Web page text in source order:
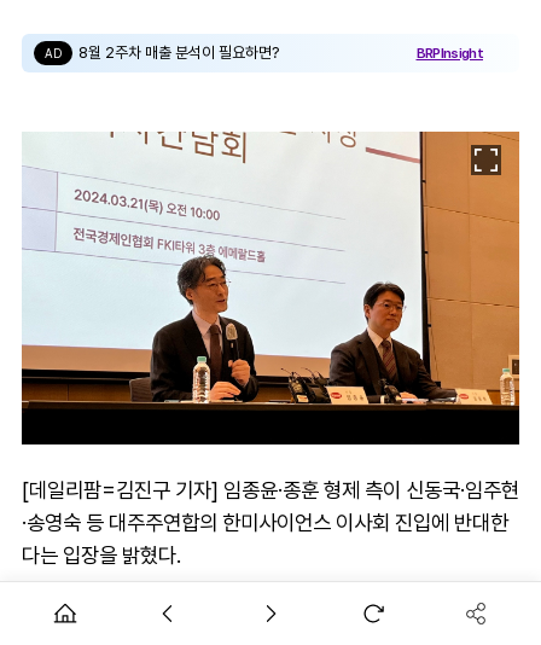
AD 8월 2주차 매출 분석이 필요하면? BRPInsight
[데일리팜=김진구 기자] 임종윤·종훈 형제 측이 신동국·임주현
·송영숙 등 대주주연합의 한미사이언스 이사회 진입에 반대한
다는 입장을 밝혔다.
한미사이언스는 4일 이같은 내용의 입장문을 배포했다. 지난